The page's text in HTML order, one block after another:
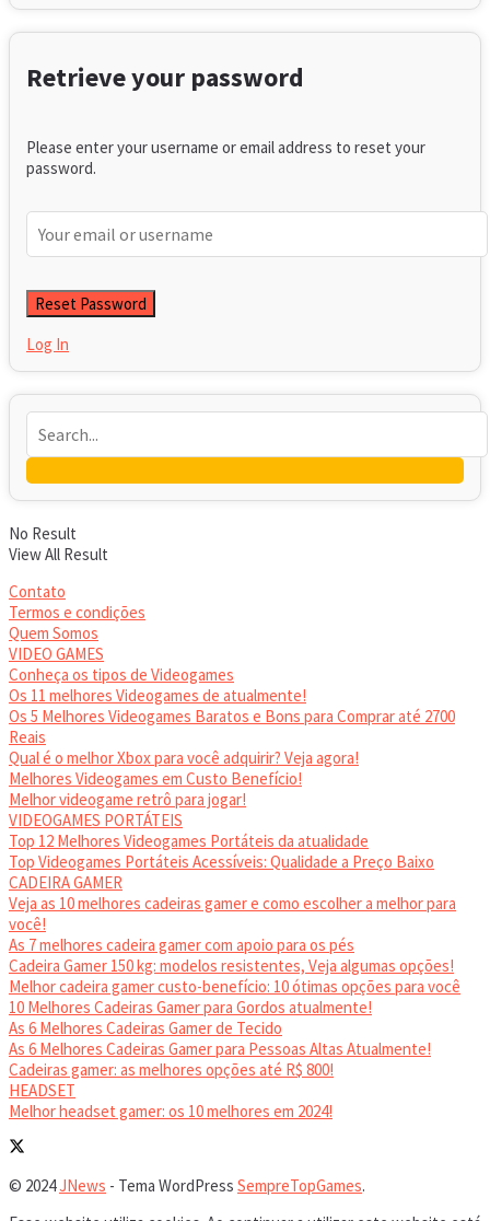
Retrieve your password
Please enter your username or email address to reset your
password.
Log In
No Result
View All Result
Contato
Termos e condições
Quem Somos
VIDEO GAMES
Conheça os tipos de Videogames
Os 11 melhores Videogames de atualmente!
Os 5 Melhores Videogames Baratos e Bons para Comprar até 2700
Reais
Qual é o melhor Xbox para você adquirir? Veja agora!
Melhores Videogames em Custo Benefício!
Melhor videogame retrô para jogar!
VIDEOGAMES PORTÁTEIS
Top 12 Melhores Videogames Portáteis da atualidade
Top Videogames Portáteis Acessíveis: Qualidade a Preço Baixo
CADEIRA GAMER
Veja as 10 melhores cadeiras gamer e como escolher a melhor para
você!
As 7 melhores cadeira gamer com apoio para os pés
Cadeira Gamer 150 kg: modelos resistentes, Veja algumas opções!
Melhor cadeira gamer custo-benefício: 10 ótimas opções para você
10 Melhores Cadeiras Gamer para Gordos atualmente!
As 6 Melhores Cadeiras Gamer de Tecido
As 6 Melhores Cadeiras Gamer para Pessoas Altas Atualmente!
Cadeiras gamer: as melhores opções até R$ 800!
HEADSET
Melhor headset gamer: os 10 melhores em 2024!
© 2024JNews - Tema WordPress SempreTopGames.